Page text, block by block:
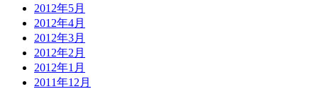
2012年5月
2012年4月
2012年3月
2012年2月
2012年1月
2011年12月